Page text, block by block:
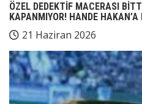
ÖZEL DEDEKTİF MACERASI
KAPANMIYOR! HANDE HAKAN’A
21 Haziran 2026